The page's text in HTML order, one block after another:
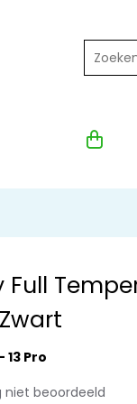
Zoeken
Full
13 Pro
niet beoordeeld